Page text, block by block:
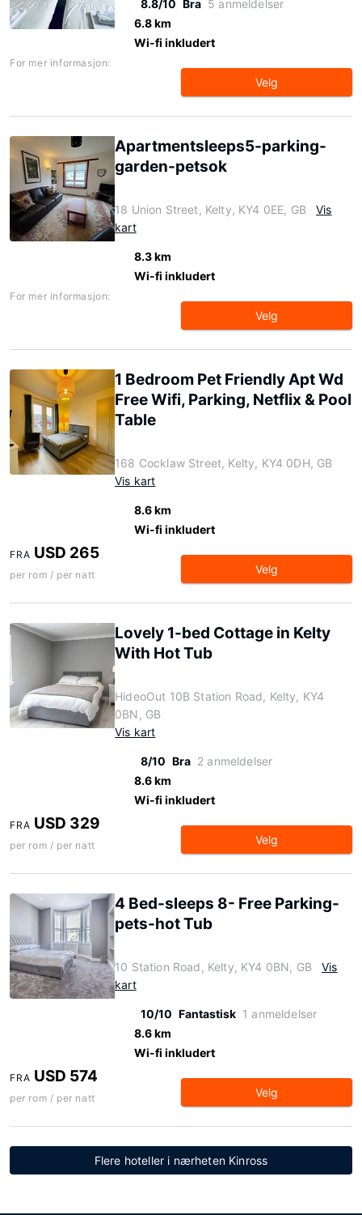
8.8/10 Bra 5 anmeldelser
6.8 km
Wi-fi inkludert
For mer informasjon:
Velg
Apartmentsleeps5-parking-
garden-petsok
18 Union Street, Kelty, KY4 0EE, GB
Vis
kart
8.3 km
Wi-fi inkludert
For mer informasjon:
Velg
1 Bedroom Pet Friendly Apt Wd
Free Wifi, Parking, Netflix & Pool
Table
168 Cocklaw Street, Kelty, KY4 0DH, GB
Vis kart
8.6 km
Wi-fi inkludert
FRA USD 265
per rom / per natt Velg
Lovely 1-bed Cottage in Kelty
With Hot Tub
HideoOut 10B Station Road, Kelty, KY4
0BN, GB
Vis kart
8/10 Bra 2 anmeldelser
8.6 km
Wi-fi inkludert
FRA USD 329
per rom / per natt Velg
4 Bed-sleeps 8- Free Parking-
pets-hot Tub
10 Station Road, Kelty, KY4 0BN, GB
Vis
kart
10/10 Fantastisk 1 anmeldelser
8.6 km
Wi-fi inkludert
FRA USD 574
per rom / per natt Velg
Flere hoteller i nærheten Kinross